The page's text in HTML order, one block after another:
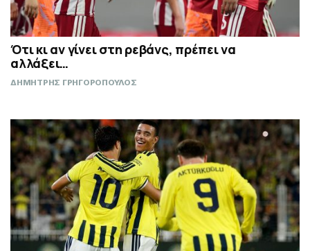
Ότι κι αν γίνει στη ρεβάνς, πρέπει να
αλλάξει…
ΔΗΜΗΤΡΗΣ ΓΡΗΓΟΡΟΠΟΥΛΟΣ